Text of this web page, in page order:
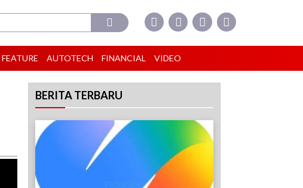
FEATURE AUTOTECH FINANCIAL VIDEO
BERITA TERBARU